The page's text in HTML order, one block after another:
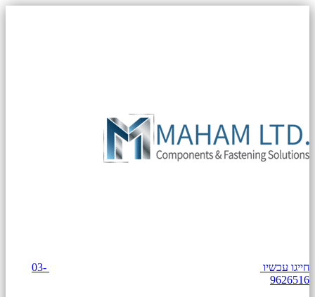
חייגו עכשיו
03-
9626516